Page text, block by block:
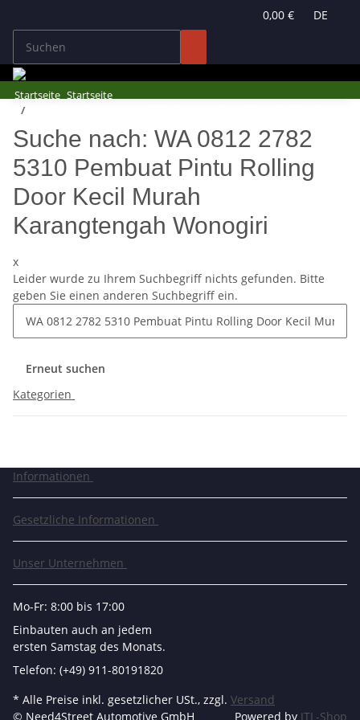
0,00 € DE
Startseite Startseite
Suche nach: WA 0812 2782
5310 Pembuat Pintu Rolling
Door Kecil Murah
Karangtengah Wonogiri
x
Leider wurde zu Ihrem Suchbegriff nichts gefunden. Bitte
geben Sie einen anderen Suchbegriff ein.
Erneut suchen
Kategorien
Informationen
Gesetzliche Informationen
Unser Unternehmen
Mo-Fr: 8:00 bis 17:00
Einbauten auch an jedem
ersten Samstag des Monats.
Telefon: (+49) 911-80191820
* Alle Preise inkl. gesetzlicher USt., zzgl. Versand
© Need4Street Automotive GmbH
Powered by JTL-Shop